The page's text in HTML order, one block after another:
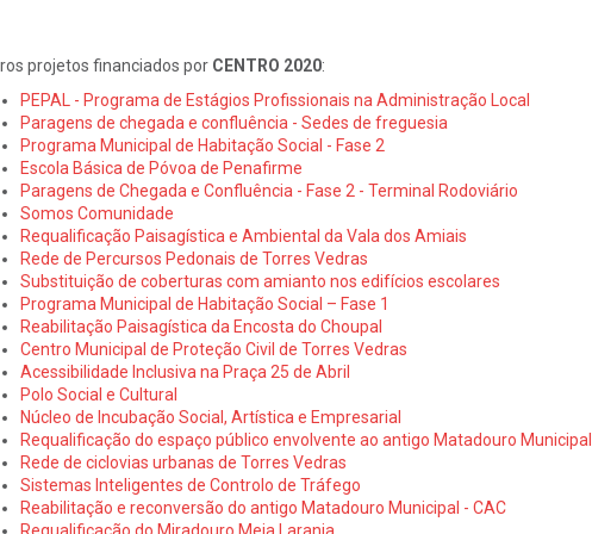
projetos financiados por CENTRO 2020:
PEPAL - Programa de Estágios Profissionais na Administração Local
Paragens de chegada e confluência - Sedes de freguesia
Programa Municipal de Habitação Social - Fase 2
Escola Básica de Póvoa de Penafirme
Paragens de Chegada e Confluência - Fase 2 - Terminal Rodoviário
Somos Comunidade
Requalificação Paisagística e Ambiental da Vala dos Amiais
Rede de Percursos Pedonais de Torres Vedras
Substituição de coberturas com amianto nos edifícios escolares
Programa Municipal de Habitação Social – Fase 1
Reabilitação Paisagística da Encosta do Choupal
Centro Municipal de Proteção Civil de Torres Vedras
Acessibilidade Inclusiva na Praça 25 de Abril
Polo Social e Cultural
Núcleo de Incubação Social, Artística e Empresarial
Requalificação do espaço público envolvente ao antigo Matadouro Municipal
Rede de ciclovias urbanas de Torres Vedras
Sistemas Inteligentes de Controlo de Tráfego
Reabilitação e reconversão do antigo Matadouro Municipal - CAC
Requalificação do Miradouro Meia Laranja